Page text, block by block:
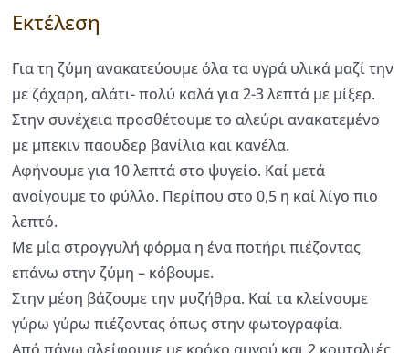
Εκτέλεση
Για τη ζύμη ανακατεύουμε όλα τα υγρά υλικά μαζί την
με ζάχαρη, αλάτι- πολύ καλά για 2-3 λεπτά με μίξερ.
Στην συνέχεια προσθέτουμε το αλεύρι ανακατεμένο
με μπεκιν παουδερ βανίλια και κανέλα.
Αφήνουμε για 10 λεπτά στο ψυγείο. Καί μετά
ανοίγουμε το φύλλο. Περίπου στο 0,5 η καί λίγο πιο
λεπτό.
Με μία στρογγυλή φόρμα η ένα ποτήρι πιέζοντας
επάνω στην ζύμη – κόβουμε.
Στην μέση βάζουμε την μυζήθρα. Καί τα κλείνουμε
γύρω γύρω πιέζοντας όπως στην φωτογραφία.